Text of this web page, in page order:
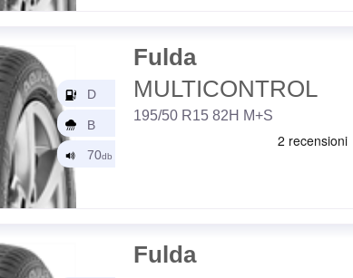
Fulda
MULTICONTROL
195/50 R15 82H M+S
Fulda